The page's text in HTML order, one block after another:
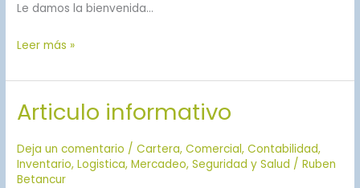
Le damos la bienvenida…
Leer más »
Articulo informativo
Deja un comentario /Cartera,Comercial,Contabilidad,
Inventario,Logistica,Mercadeo,Seguridad y Salud /Ruben
Betancur
Articulo